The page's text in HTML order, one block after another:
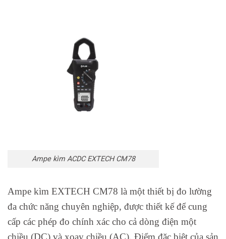
Ampe kìm ACDC EXTECH CM78
Ampe kìm EXTECH CM78 là một thiết bị đo lường
đa chức năng chuyên nghiệp, được thiết kế để cung
cấp các phép đo chính xác cho cả dòng điện một
chiều (DC) và xoay chiều (AC). Điểm đặc biệt của sản